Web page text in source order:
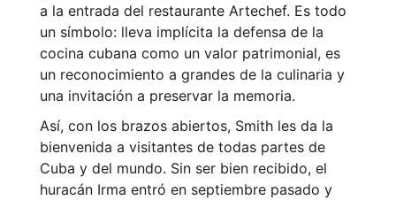
a la entrada del restaurante Artechef. Es todo
un símbolo: lleva implícita la defensa de la
cocina cubana como un valor patrimonial, es
un reconocimiento a grandes de la culinaria y
una invitación a preservar la memoria.
Así, con los brazos abiertos, Smith les da la
bienvenida a visitantes de todas partes de
Cuba y del mundo. Sin ser bien recibido, el
huracán Irma entró en septiembre pasado y